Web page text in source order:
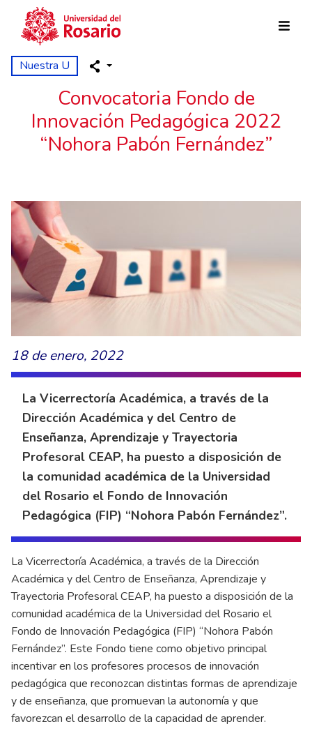
Pasar al contenido principal
Nuestra U
Convocatoria Fondo de
Innovación Pedagógica 2022
“Nohora Pabón Fernández”
18 de enero, 2022
La Vicerrectoría Académica, a través de la
Dirección Académica y del Centro de
Enseñanza, Aprendizaje y Trayectoria
Profesoral CEAP, ha puesto a disposición de
la comunidad académica de la Universidad
del Rosario el Fondo de Innovación
Pedagógica (FIP) “Nohora Pabón Fernández”.
La Vicerrectoría Académica, a través de la Dirección
Académica y del Centro de Enseñanza, Aprendizaje y
Trayectoria Profesoral CEAP, ha puesto a disposición de la
comunidad académica de la Universidad del Rosario el
Fondo de Innovación Pedagógica (FIP) “Nohora Pabón
Fernández”. Este Fondo tiene como objetivo principal
incentivar en los profesores procesos de innovación
pedagógica que reconozcan distintas formas de aprendizaje
y de enseñanza, que promuevan la autonomía y que
favorezcan el desarrollo de la capacidad de aprender.